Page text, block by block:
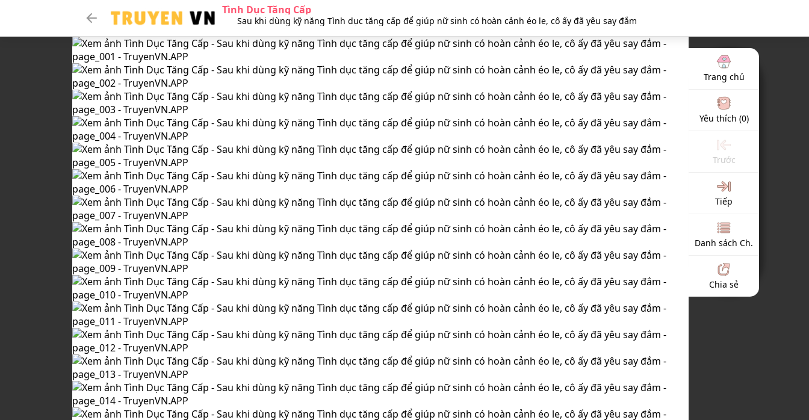
Tình Dục Tăng Cấp
Sau khi dùng kỹ năng Tình dục tăng cấp để giúp nữ sinh có hoàn cảnh éo le, cô ấy đã yêu say đắm
Trang chủ
Yêu thích (0)
Trước
Tiếp
Danh sách Ch.
Chia sẻ